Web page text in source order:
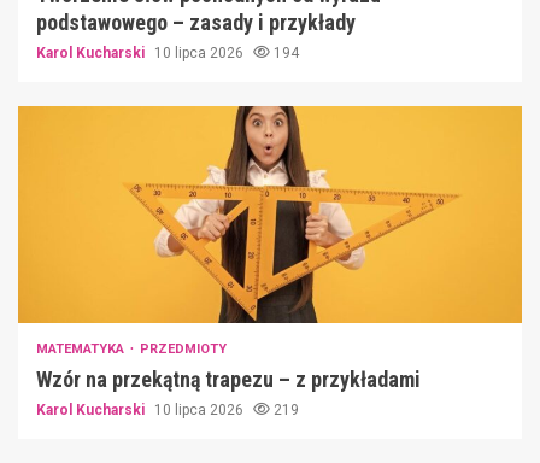
podstawowego – zasady i przykłady
Karol Kucharski 10 lipca 2026 194
MATEMATYKA PRZEDMIOTY
Wzór na przekątną trapezu – z przykładami
Karol Kucharski 10 lipca 2026 219